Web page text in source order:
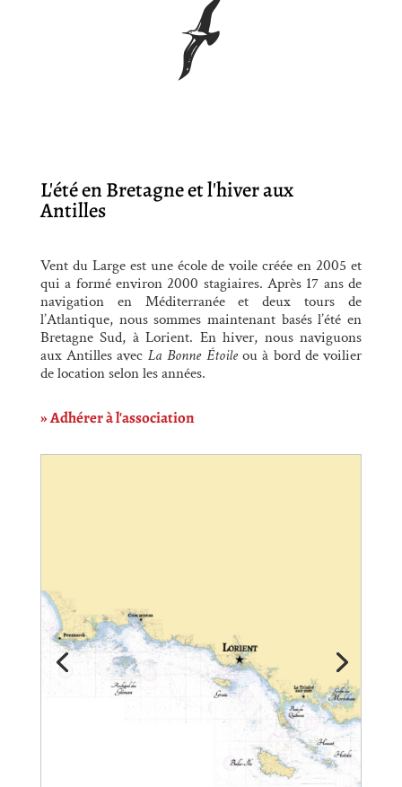
L'été en Bretagne et l'hiver aux
Antilles
Vent du Large est une école de voile créée en 2005 et
qui a formé environ 2000 stagiaires. Après 17 ans de
navigation en Méditerranée et deux tours de
l’Atlantique, nous sommes maintenant basés l’été en
Bretagne Sud, à Lorient. En hiver, nous naviguons
aux Antilles avec La Bonne Étoileou à bord de voilier
de location selon les années.
» Adhérer à l'association